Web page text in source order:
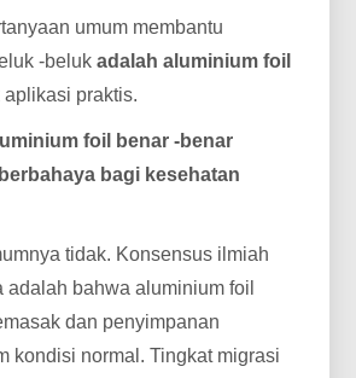
umum membantu
-belukadalah aluminium foil
aplikasi praktis.
foil benar -benar
bagi kesehatan
tidak. Konsensus ilmiah
adalah bahwa aluminium foil
dan penyimpanan
kondisi normal. Tingkat migrasi